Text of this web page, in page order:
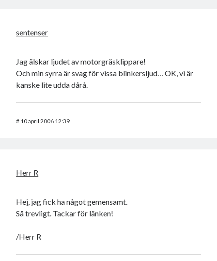
sentenser
Jag älskar ljudet av motorgräsklippare!
Och min syrra är svag för vissa blinkersljud… OK, vi är
kanske lite udda dårå.
# 10 april 2006 12:39
Herr R
Hej, jag fick ha något gemensamt.
Så trevligt. Tackar för länken!
/Herr R